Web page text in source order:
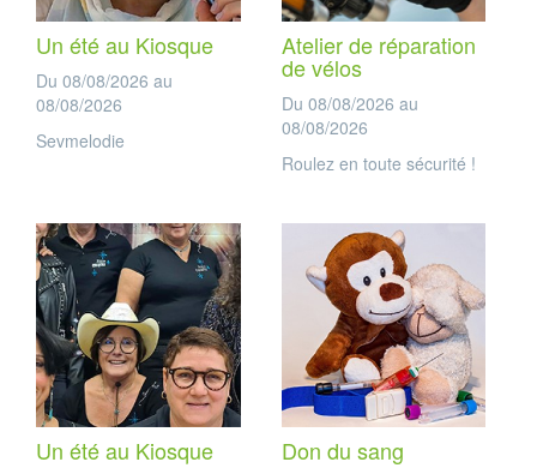
Un été au Kiosque
Du 08/08/2026 au
08/08/2026
Sevmelodie
Atelier de réparation
de vélos
Du 08/08/2026 au
08/08/2026
Roulez en toute sécurité !
Un été au Kiosque Don du sang